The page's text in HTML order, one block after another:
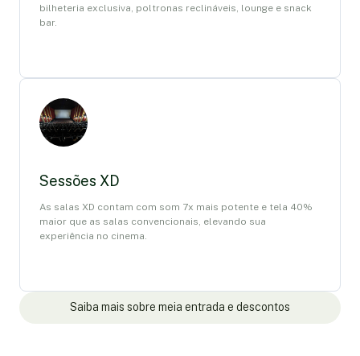
bilheteria exclusiva, poltronas reclináveis, lounge e snack
bar.
Sessões XD
As salas XD contam com som 7x mais potente e tela 40%
maior que as salas convencionais, elevando sua
experiência no cinema.
Saiba mais sobre meia entrada e descontos